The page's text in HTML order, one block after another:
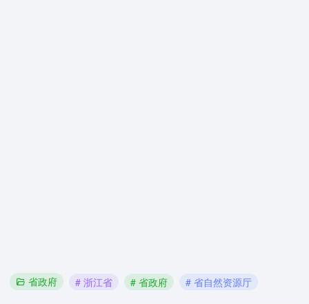
省政府 # 浙江省 # 省政府 # 省自然资源厅